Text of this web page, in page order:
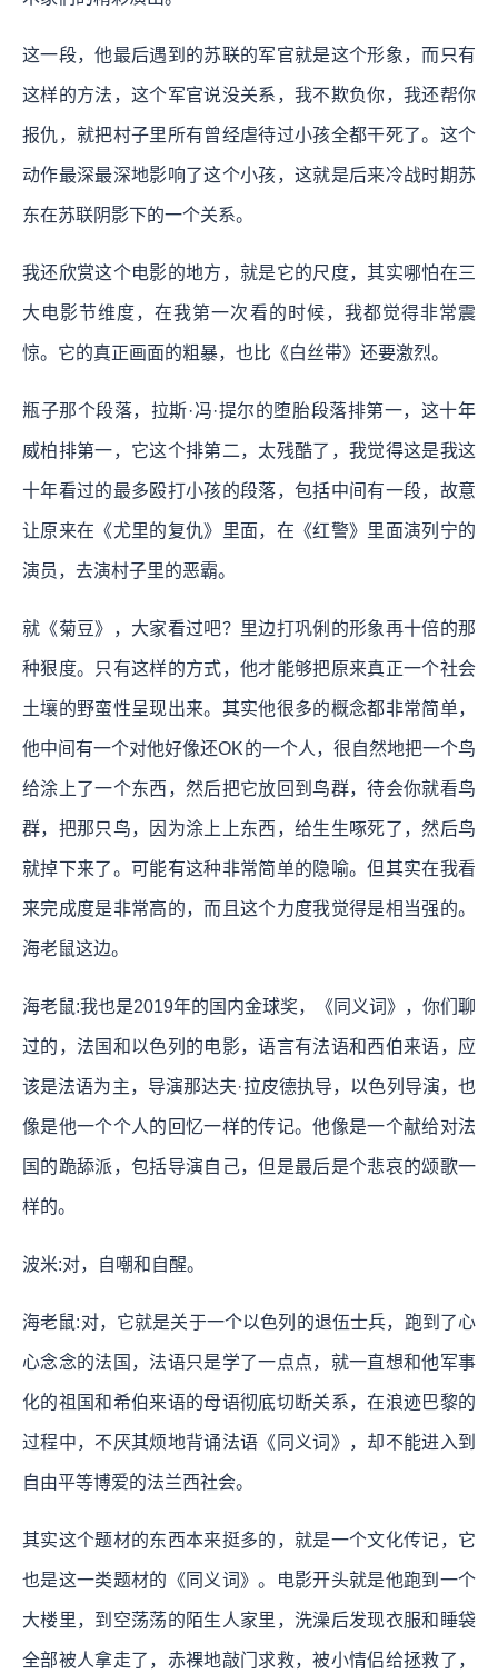
这一段，他最后遇到的苏联的军官就是这个形象，而只有
这样的方法，这个军官说没关系，我不欺负你，我还帮你
报仇，就把村子里所有曾经虐待过小孩全都干死了。这个
动作最深最深地影响了这个小孩，这就是后来冷战时期苏
东在苏联阴影下的一个关系。
我还欣赏这个电影的地方，就是它的尺度，其实哪怕在三
大电影节维度，在我第一次看的时候，我都觉得非常震
惊。它的真正画面的粗暴，也比《白丝带》还要激烈。
瓶子那个段落，拉斯·冯·提尔的堕胎段落排第一，这十年
威柏排第一，它这个排第二，太残酷了，我觉得这是我这
十年看过的最多殴打小孩的段落，包括中间有一段，故意
让原来在《尤里的复仇》里面，在《红警》里面演列宁的
演员，去演村子里的恶霸。
就《菊豆》，大家看过吧？里边打巩俐的形象再十倍的那
种狠度。只有这样的方式，他才能够把原来真正一个社会
土壤的野蛮性呈现出来。其实他很多的概念都非常简单，
他中间有一个对他好像还OK的一个人，很自然地把一个鸟
给涂上了一个东西，然后把它放回到鸟群，待会你就看鸟
群，把那只鸟，因为涂上上东西，给生生啄死了，然后鸟
就掉下来了。可能有这种非常简单的隐喻。但其实在我看
来完成度是非常高的，而且这个力度我觉得是相当强的。
海老鼠这边。
海老鼠:我也是2019年的国内金球奖，《同义词》，你们聊
过的，法国和以色列的电影，语言有法语和西伯来语，应
该是法语为主，导演那达夫·拉皮德执导，以色列导演，也
像是他一个个人的回忆一样的传记。他像是一个献给对法
国的跪舔派，包括导演自己，但是最后是个悲哀的颂歌一
样的。
波米:对，自嘲和自醒。
海老鼠:对，它就是关于一个以色列的退伍士兵，跑到了心
心念念的法国，法语只是学了一点点，就一直想和他军事
化的祖国和希伯来语的母语彻底切断关系，在浪迹巴黎的
过程中，不厌其烦地背诵法语《同义词》，却不能进入到
自由平等博爱的法兰西社会。
其实这个题材的东西本来挺多的，就是一个文化传记，它
也是这一类题材的《同义词》。电影开头就是他跑到一个
大楼里，到空荡荡的陌生人家里，洗澡后发现衣服和睡袋
全部被人拿走了，赤裸地敲门求救，被小情侣给拯救了，